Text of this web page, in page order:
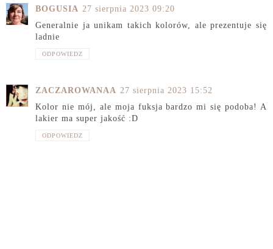
BOGUSIA 27 sierpnia 2023 09:20
Generalnie ja unikam takich kolorów, ale prezentuje się
ladnie
ODPOWIEDZ
ZACZAROWANAA 27 sierpnia 2023 15:52
Kolor nie mój, ale moja fuksja bardzo mi się podoba! A
lakier ma super jakość :D
ODPOWIEDZ